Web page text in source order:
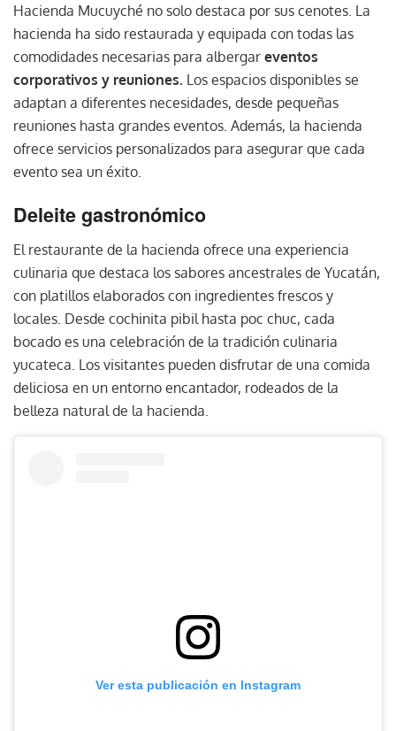
Hacienda Mucuyché no solo destaca por sus cenotes. La
hacienda ha sido restaurada y equipada con todas las
comodidades necesarias para albergar eventos
corporativos y reuniones. Los espacios disponibles se
adaptan a diferentes necesidades, desde pequeñas
reuniones hasta grandes eventos. Además, la hacienda
ofrece servicios personalizados para asegurar que cada
evento sea un éxito.
Deleite gastronómico
El restaurante de la hacienda ofrece una experiencia
culinaria que destaca los sabores ancestrales de Yucatán,
con platillos elaborados con ingredientes frescos y
locales. Desde cochinita pibil hasta poc chuc, cada
bocado es una celebración de la tradición culinaria
yucateca. Los visitantes pueden disfrutar de una comida
deliciosa en un entorno encantador, rodeados de la
belleza natural de la hacienda.
Ver esta publicación en Instagram